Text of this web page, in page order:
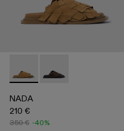
NADA - A500048-003 -
NADA - A500048-
NADA
210 €
350 € -40%